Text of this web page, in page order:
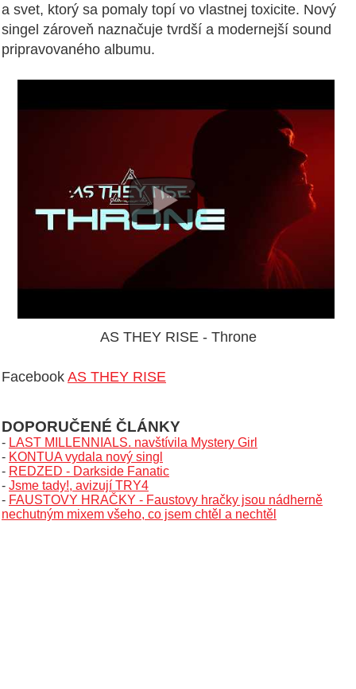
a svet, ktorý sa pomaly topí vo vlastnej toxicite. Nový
singel zároveň naznačuje tvrdší a modernejší sound
pripravovaného albumu.
AS THEY RISE - Throne
Facebook AS THEY RISE
DOPORUČENÉ ČLÁNKY
- LAST MILLENNIALS. navštívila Mystery Girl
- KONTUA vydala nový singl
- REDZED - Darkside Fanatic
- Jsme tady!, avizují TRY4
- FAUSTOVY HRAČKY - Faustovy hračky jsou nádherně
nechutným mixem všeho, co jsem chtěl a nechtěl